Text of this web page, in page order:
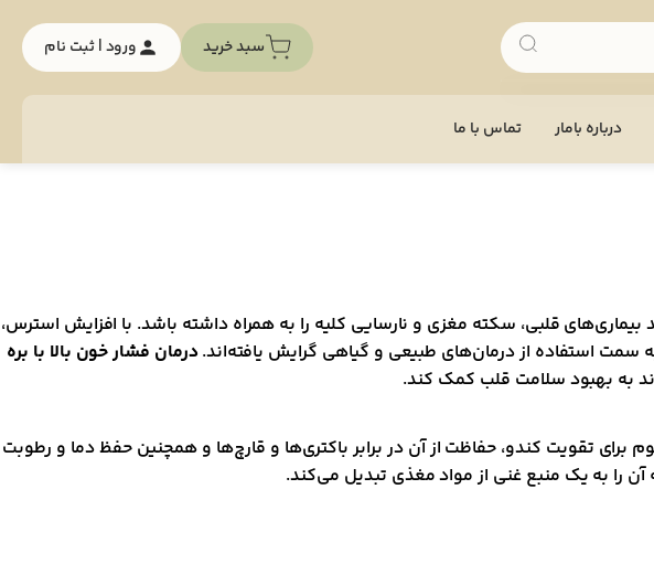
سبد خرید ورود | ثبت نام
درباره بامار تماس با ما
قلبی، سکته مغزی و نارسایی کلیه را به همراه داشته باشد. با افزایش استرس،
استفاده از درمان‌های طبیعی و گیاهی گرایش یافته‌اند.درمان فشار خون بالا با بره
به بهبود سلامت قلب کمک کند.
تقویت کندو، حفاظت از آن در برابر باکتری‌ها و قارچ‌ها و همچنین حفظ دما و رطوبت
را به یک منبع غنی از مواد مغذی تبدیل می‌کند.